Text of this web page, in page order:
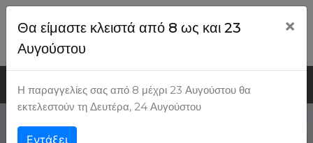
Θα είμαστε κλειστά από 8 ως και 23
Αυγούστου
×
Η παραγγελίες σας από 8 μέχρι 23 Αυγούστου θα
εκτελεστούν τη Δευτέρα, 24 Αυγούστου